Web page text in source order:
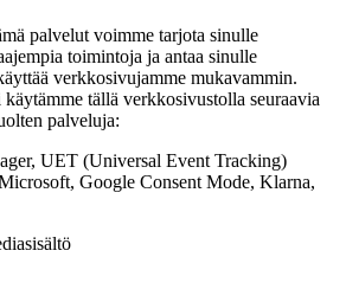
palvelut voimme tarjota sinulle
toimintoja ja antaa sinulle
verkkosivujamme mukavammin.
käytämme tällä verkkosivustolla seuraavia
palveluja:
UET (Universal Event Tracking)
Google Consent Mode, Klarna,